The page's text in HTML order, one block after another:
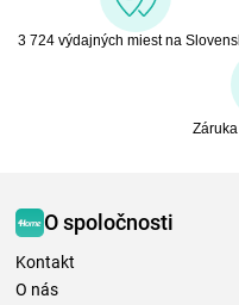
3 724 výdajných miest na
O spoločnosti
Kontakt
O nás